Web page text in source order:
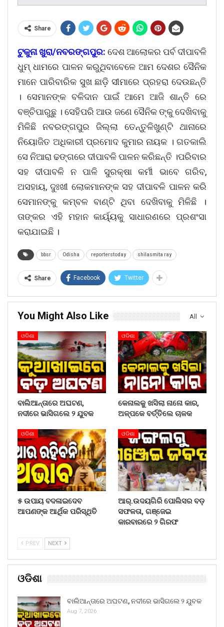
Share
ଟୁକୁନା ଖୁରା/ନବରଙ୍ଗପୁର: ଦେଶ ଆଲୋକର ପର୍ବ ଦୀପାବଳି
ଧୁମ୍ ଧାମରେ ପାଳନ କରୁଥିବାବେଳେ ଆମ ଦେଶର ସୈନିକ
ମାନେ ପାରିବାରିକ ସୁଖ ଛାଡ଼ି ସୀମାରେ ପ୍ରହରା ଦେଉଛନ୍ତି
। ସେମାନଙ୍କ ବଳିଦାନ ପାଇଁ ଆମେ ଆଜି ଶାନ୍ତି ରେ
ବଞ୍ଚିପାରୁଛୁ । ସେହିପରି ଆଉ ଜଣେ ସୈନିକ ଙ୍କୁ ଦେଖିବାକୁ
ମିଳିଛି ନବରଙ୍ଗପୁର ଜିଲ୍ଲା ତେନ୍ତୁଳିଖୁଣ୍ଟି ଥାନାରେ
ନିୟୋଜିତ ଅଧିକାରୀ ପ୍ରମୋଦ କୁମାର ନାୟକ । ଗତକାଲି
ସେ ନିଆରା ଢଙ୍ଗରେ ଦୀପାବଳି ପାଳନ କରିଛନ୍ତି ।ପରିବାର
ସହ ଦୀପାବଳି ନ ପାଳି ସୁରକ୍ଷା କର୍ମୀ ଭାବେ ଗରିବ,
ଅସହାୟ, ଦୁଃଖୀ ଲୋକମାନଙ୍କ ସହ ଦୀପାବଳି ପାଳନ କରି
ସେମାନଙ୍କୁ କମ୍ବଳ ବାଣ୍ଟି ଥିବା ଦେଖିବାକୁ ମିଳିଛି ।
ତାଙ୍କର ଏହି ମହାନ କାର୍ୟ୍ୟକୁ ସାଧାରଣରେ ପ୍ରଶଂସା
କରାଯାଇଛି ।
bbsr Odisha reporterstoday shilasmita ray
Share Facebook Twitter
All
You Might Also Like
ଓଡିଶା
ବାଲିଆନ୍ତାରେ ଅଘଟଣ,
ନଦୀରେ ଭାସିଗଲେ ୨ ଯୁବକ
ଓଡିଶା
କେନାଲକୁ ଖସିଲା ନାନୋ କାର,
ଅଳ୍ପକେ ବର୍ତ୍ତିଲେ ଚାଳକ
ଓଡିଶା
୫ ଉପାୟ ବଦଳାଇଦେବ
ଆପଣଙ୍କ ଆର୍ଥିକ ପରିସ୍ଥିତି
ଓଡିଶା
ଆର୍.ଉଦୟଗିରି ପୋଲିସର ବଡ଼
ସଫଳତା, ଗଞ୍ଜେଇ
କାରବାରରେ ୨ ଗିରଫ
PREV NEXT
ଓଡିଶା
ବାଲିଆନ୍ତାରେ ଅଘଟଣ, ନଦୀରେ ଭାସିଗଲେ ୨ ଯୁବକ
Aug 7, 2026